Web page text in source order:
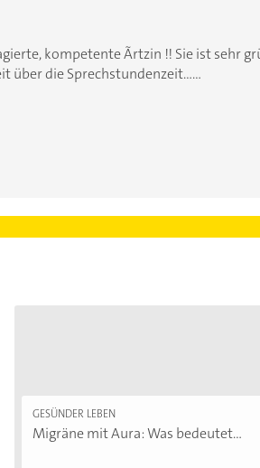
kompetente Ãrtzin !! Sie ist sehr
über die Sprechstundenzeit......
GESÜNDER LEBEN
Migräne mit Aura: Was bedeutet...